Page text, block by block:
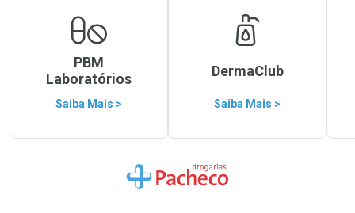
PBM
Laboratórios
Saiba Mais >
DermaClub
Saiba Mais >
Ir para a Home